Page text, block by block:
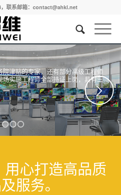
，联系邮箱：contact@ahkl.net
一页
心打造高品质
服务。